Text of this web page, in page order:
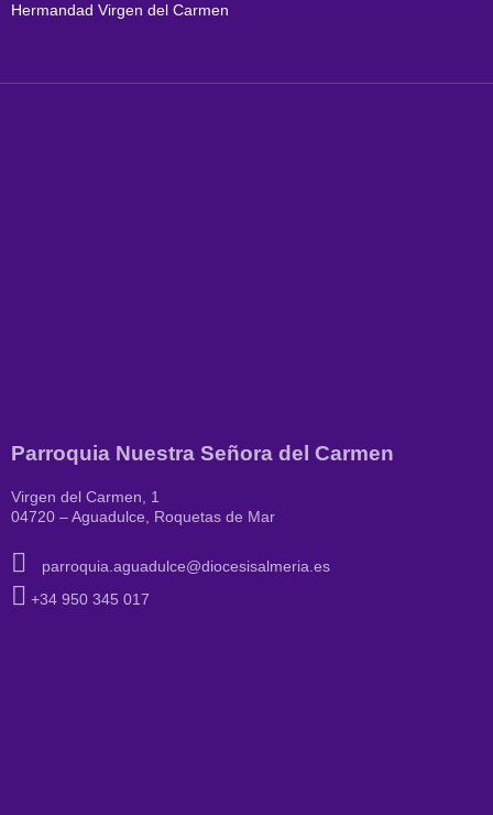
Hermandad Virgen del Carmen
Parroquia Nuestra Señora del Carmen
Virgen del Carmen, 1
04720 – Aguadulce, Roquetas de Mar
parroquia.aguadulce@diocesisalmeria.es
+34 950 345 017